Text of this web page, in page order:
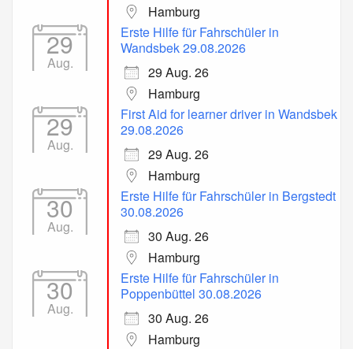
Hamburg
29
Aug.
Erste Hilfe für Fahrschüler in
Wandsbek 29.08.2026
29 Aug. 26
Hamburg
29
Aug.
First Aid for learner driver in Wandsbek
29.08.2026
29 Aug. 26
Hamburg
30
Aug.
Erste Hilfe für Fahrschüler in Bergstedt
30.08.2026
30 Aug. 26
Hamburg
30
Aug.
Erste Hilfe für Fahrschüler in
Poppenbüttel 30.08.2026
30 Aug. 26
Hamburg